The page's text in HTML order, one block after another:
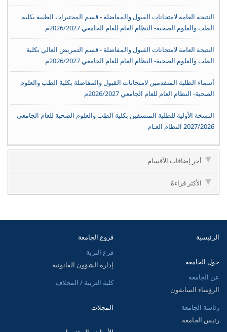
النتيجة العامة لامتحانات القبول والمفاضلة - قسم المختبرات الطبية بكلية
الطب والعلوم الصحية- النظام العام للعام الجامعي 2026/2027م
النتيجة العامة لامتحانات القبول والمفاضلة - قسم التمريض العالي بكلية
الطب والعلوم الصحية- النظام العام للعام الجامعي 2026/2027م
أسماء الطلبة المتقدمين لامتحانات القبول والمفاضلة بكلية الطب والعلوم
الصحية- النظام العام للعام الجامعي 2026/2027م
النسخة الأولية للطلبة المنسقين بكلية الطب والعلوم الصحية للعام الجامعي
2027/2026 النظام العـام
أخر إضافات الأقسام
الأكثر قراءةً
الرئيسية
حول الجامعة
عن الجامعة
الرؤساء السابقون
رئاسة الجامعة
رئيس الجامعة
فروع الجامعة
فرع التربة
إدارة الشؤون القانونية
كلية التربية / المخلاف
المجلات